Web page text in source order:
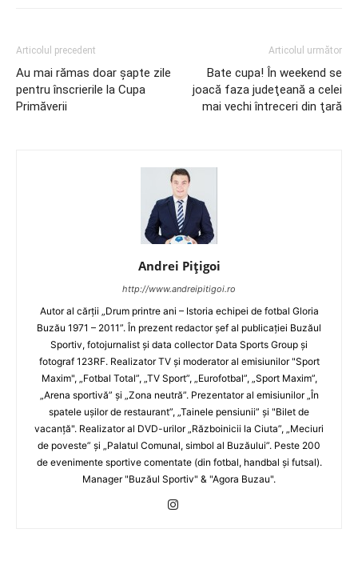
Articolul precedent
Au mai rămas doar şapte zile
pentru înscrierile la Cupa
Primăverii
Articolul următor
Bate cupa! În weekend se
joacă faza judeţeană a celei
mai vechi întreceri din ţară
Andrei Pițigoi
http://www.andreipitigoi.ro
Autor al cărţii „Drum printre ani – Istoria echipei de fotbal Gloria
Buzău 1971 – 2011”. În prezent redactor şef al publicaţiei Buzăul
Sportiv, fotojurnalist şi data collector Data Sports Group şi
fotograf 123RF. Realizator TV şi moderator al emisiunilor "Sport
Maxim", „Fotbal Total”, „TV Sport”, „Eurofotbal”, „Sport Maxim”,
„Arena sportivă” şi „Zona neutră”. Prezentator al emisiunilor „În
spatele uşilor de restaurant”, „Tainele pensiunii” şi "Bilet de
vacanţă". Realizator al DVD-urilor „Războinicii la Ciuta”, „Meciuri
de poveste” şi „Palatul Comunal, simbol al Buzăului”. Peste 200
de evenimente sportive comentate (din fotbal, handbal şi futsal).
Manager "Buzăul Sportiv" & "Agora Buzau".